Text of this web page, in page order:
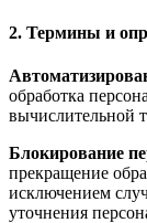
2. Термины и
обработка
вычислительной
Блокирование
прекращение
исключением
уточнения